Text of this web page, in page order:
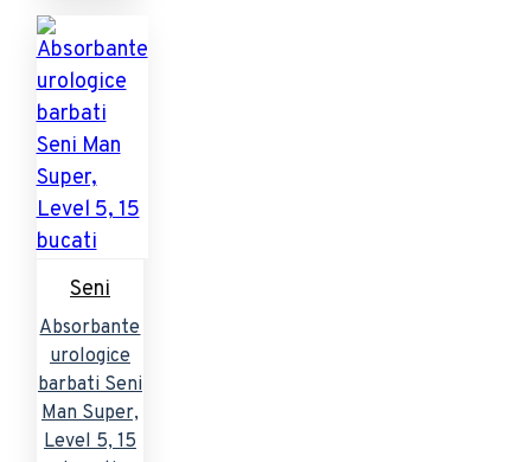
Seni
Absorbante
urologice
barbati Seni
Man Super,
Level 5, 15